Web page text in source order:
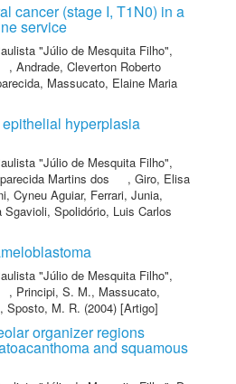
cancer (stage I, T1N0) in a
service
"Júlio de Mesquita Filho",
, Andrade, Cleverton Roberto
, Massucato, Elaine Maria
hyperplasia
"Júlio de Mesquita Filho",
Martins dos
, Giro, Elisa
Cyneu Aguiar, Ferrari, Junia,
Sgavioli, Spolidório, Luis Carlos
"Júlio de Mesquita Filho",
, Principi, S. M., Massucato,
, Sposto, M. R. (2004) [Artigo]
organizer regions
and squamous